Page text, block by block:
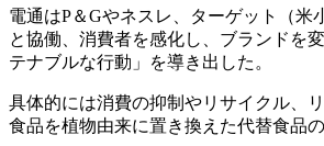
電通はP＆Gやネスレ、ターゲット（米
と協働、消費者を感化し、ブランドを
テナブルな行動」を導き出した。
具体的には消費の抑制やリサイクル、
食品を植物由来に置き換えた代替食品